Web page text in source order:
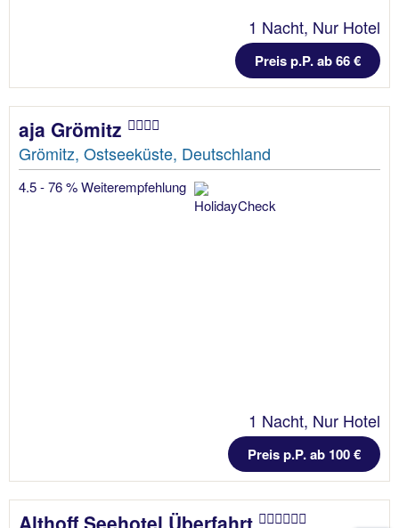
1 Nacht, Nur Hotel
Preis p.P. ab 66 €
aja Grömitz
Grömitz, Ostseeküste, Deutschland
4.5 - 76 % Weiterempfehlung
1 Nacht, Nur Hotel
Preis p.P. ab 100 €
Althoff Seehotel Überfahrt